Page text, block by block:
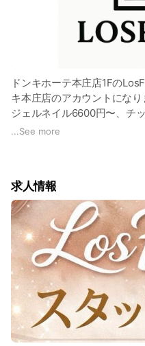
ドンキホーテ本庄店1Fの
キ本庄店のアカウントにな
ジェルネイル6600円〜、チ
エク5500〜
...See more
求人情報